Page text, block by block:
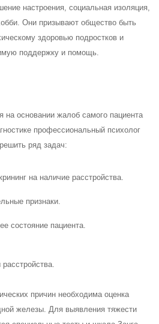
настроения, социальная изоляция,
Они призывают общество быть
здоровью подростков и
поддержку и помощь.
на основании жалоб самого пациента
профессиональный психолог
ряд задач:
на наличие расстройства.
признаки.
состояние пациента.
причин необходима оценка
железы. Для выявления тяжести